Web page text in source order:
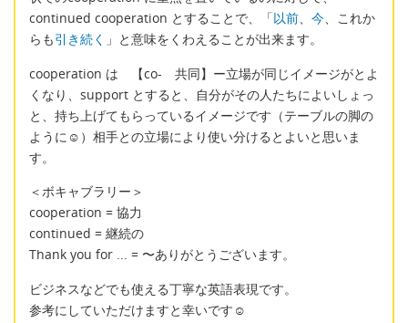
continued cooperation とすることで、「以前、 今、これか
らも引き続く 」と意味をくわえることが出来ます。
cooperation は 【co- 共同】ー立場が同じイメージがとよ
くなり、support とすると、自分がその人たちによいしょっ
と、持ち上げてもらっているイメージです（テーブルの脚の
ように☺）相手との立場により使い分けるとよいと思いま
す。
＜ボキャブラリー＞
cooperation = 協力
continued = 継続の
Thank you for ... = 〜ありがとうございます。
ビジネスなどでも使える丁寧な英語表現です。
参考にしていただけますと幸いです☺